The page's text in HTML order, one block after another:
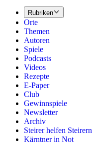
Rubriken
Orte
Themen
Autoren
Spiele
Podcasts
Videos
Rezepte
E-Paper
Club
Gewinnspiele
Newsletter
Archiv
Steirer helfen Steirern
Kärntner in Not